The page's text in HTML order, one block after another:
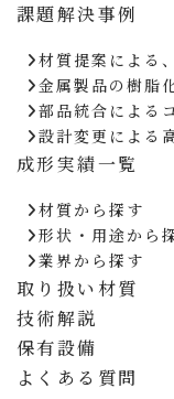
課題解決事例
材質提案による
金属製品の樹脂
部品統合による
設計変更による
成形実績一覧
材質から探す
形状・用途から
業界から探す
取り扱い材質
技術解説
保有設備
よくある質問